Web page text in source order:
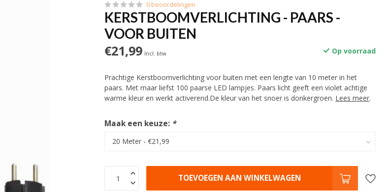
0 beoordelingen
KERSTBOOMVERLICHTING - PAARS -
VOOR BUITEN
€21,99 Incl. btw Op voorraad
Prachtige Kerstboomverlichting voor buiten met een lengte van 10 meter in het
paars. Met maar liefst 100 paarse LED lampjes. Paars licht geeft een violet achtige
warme kleur en werkt activerend.De kleur van het snoer is donkergroen. Lees meer.
Maak een keuze: *
TOEVOEGEN AAN WINKELWAGEN